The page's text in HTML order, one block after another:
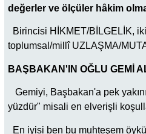
değerler ve ölçüler hâkim
Birincisi HİKMET/BİLGELİK,
toplumsal/millî UZLAŞMA/
BAŞBAKAN'IN OĞLU GEMİ
Gemiyi, Başbakan'a pek
yüzdür" misali en elverişli
En iyisi ben bu muhteşem